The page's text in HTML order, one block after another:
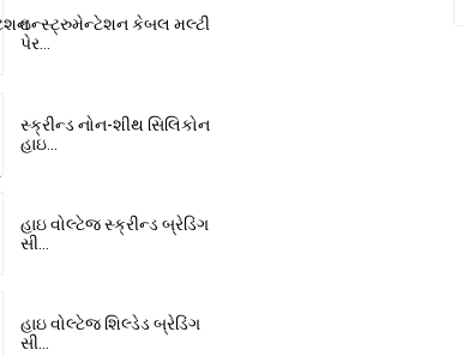
ઇન્સ્ટ્રુમેન્ટેશન કેબલ મલ્ટી
પેર...
સ્ક્રીન્ડ નોન-શીથ સિલિકોન
હાઇ...
હાઇ વોલ્ટેજ સ્ક્રીન્ડ બ્રેડિંગ
સી...
હાઇ વોલ્ટેજ શિલ્ડેડ બ્રેડિંગ
સી...